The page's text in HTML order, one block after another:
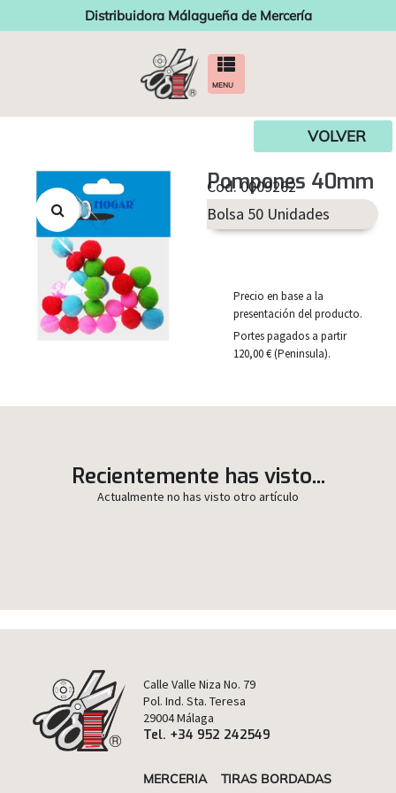
Distribuidora Málagueña de Mercería
MENU
VOLVER
Pompones 40mm
Cod. 0009262
Bolsa 50 Unidades
Precio en base a la
presentación del producto.
Portes pagados a partir
120,00 € (Peninsula).
Recientemente has visto...
Actualmente no has visto otro artículo
Calle Valle Niza No. 79
Pol. Ind. Sta. Teresa
29004 Málaga
Tel. +34 952 242549
MERCERIA
TIRAS BORDADAS